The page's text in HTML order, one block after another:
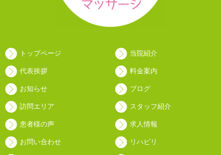
トップページ 当院紹介
代表挨拶 料金案内
お知らせ ブログ
訪問エリア スタッフ紹介
患者様の声 求人情報
お問い合わせ リハビリ